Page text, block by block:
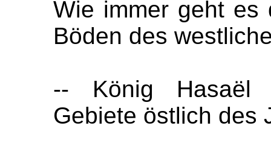
Wie immer geht es
Böden des
-- König Hasaël
Gebiete östlich des